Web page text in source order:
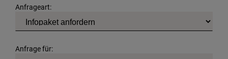
Anfrageart:
Anfrage für: